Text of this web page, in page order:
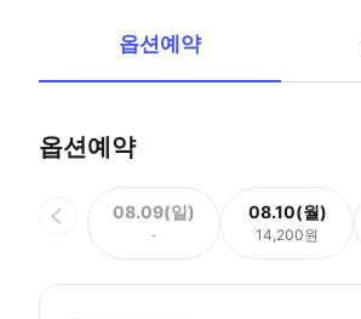
옵션예약
옵션예약
08.09(일)
-
08.10(월)
14,200원